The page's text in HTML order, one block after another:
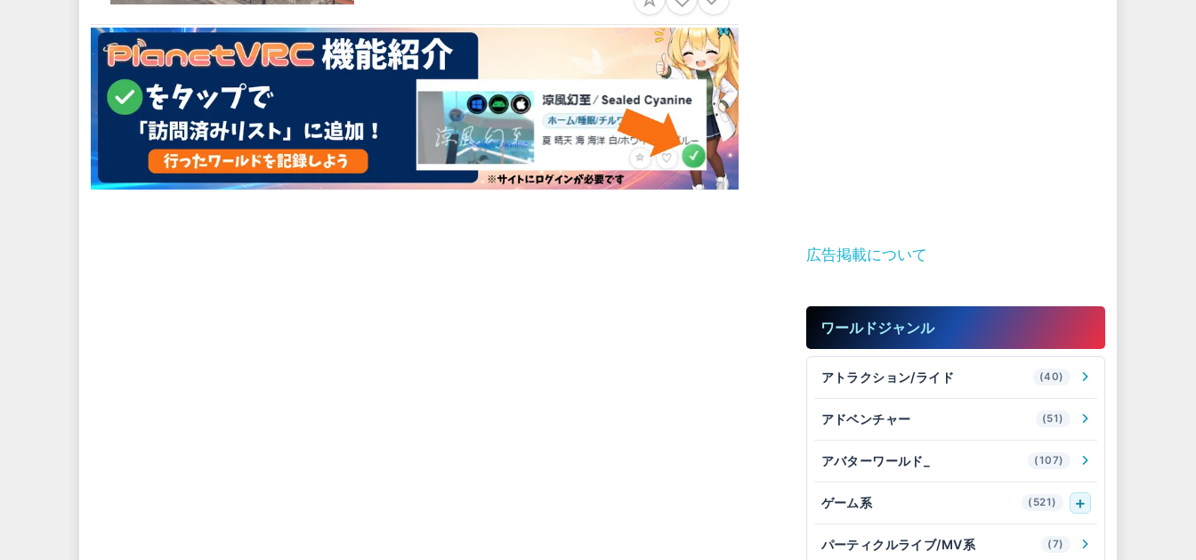
広告掲載について
ワールドジャンル
アトラクション/ライド (40)
アドベンチャー (51)
アバターワールド_ (107)
ゲーム系 (521)
パーティクルライブ/MV系 (7)